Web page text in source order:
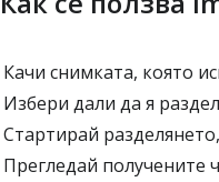
Качи снимката, която
Избери дали да я
Стартирай
Прегледай получените